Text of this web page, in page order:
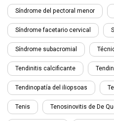
Síndrome del pectoral menor
Síndrome facetario cervical
Síndrome subacromial
Tendinitis calcificante
Tendinopatía del iliopsoas
Tenis Tenosinovitis de De